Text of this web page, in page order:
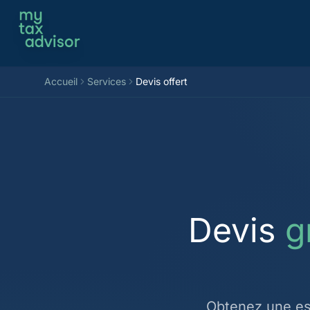
Aller au contenu
Accueil Services Devis offert
Devis
Obtenez une